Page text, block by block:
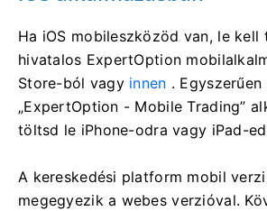
Ha iOS mobileszközöd van, le kell
hivatalos ExpertOption
Store-ból vagy innen .
„ExpertOption - Mobile Trading”
töltsd le iPhone-odra vagy iPad-
A kereskedési platform mobil
megegyezik a webes verzióval.